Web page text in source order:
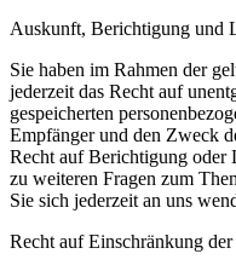
Auskunft, Berichtigung und
Sie haben im Rahmen der
jederzeit das Recht auf
gespeicherten
Empfänger und den Zweck
Recht auf Berichtigung oder
zu weiteren Fragen zum
Sie sich jederzeit an uns
Recht auf Einschränkung